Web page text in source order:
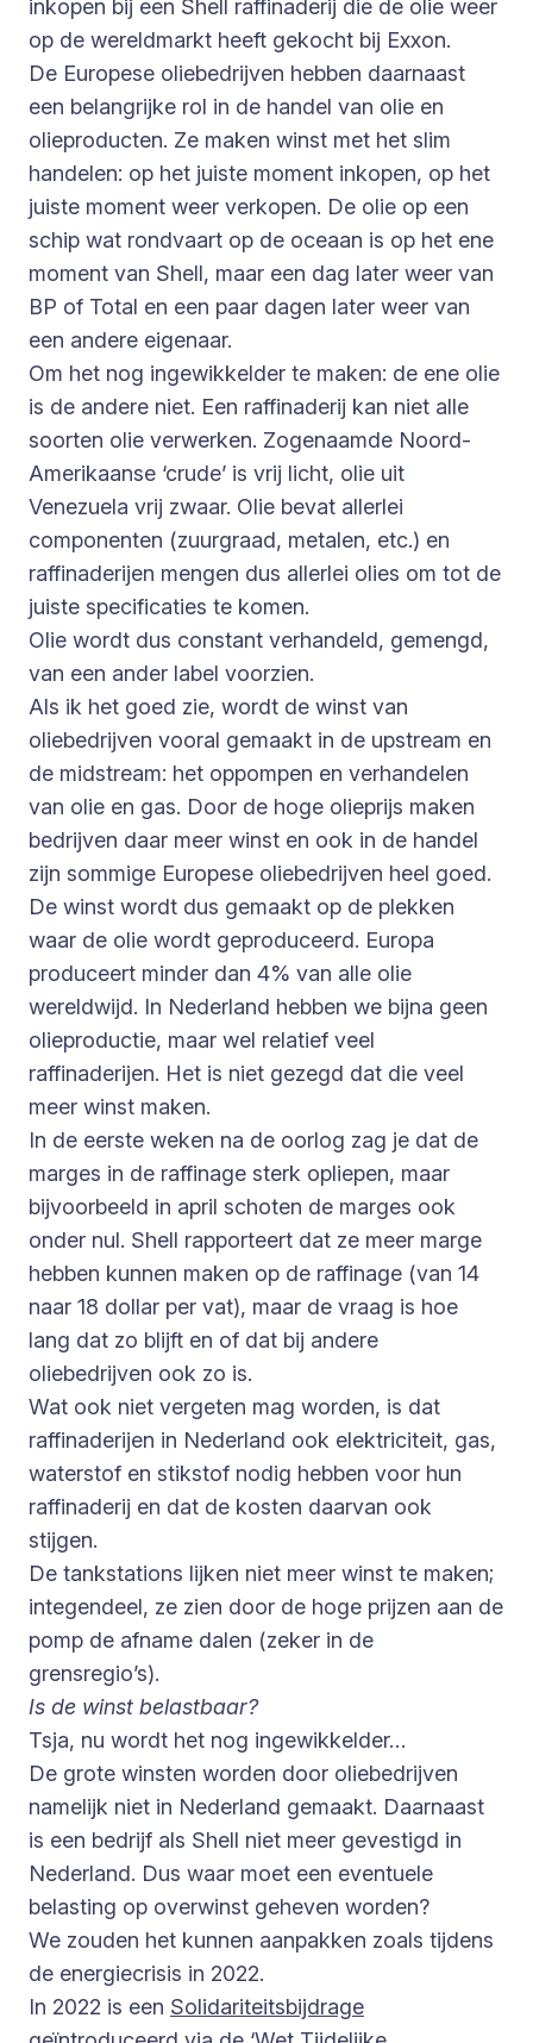
inkopen bij een Shell raffinaderij die de olie weer
op de wereldmarkt heeft gekocht bij Exxon.
De Europese oliebedrijven hebben daarnaast
een belangrijke rol in de handel van olie en
olieproducten. Ze maken winst met het slim
handelen: op het juiste moment inkopen, op het
juiste moment weer verkopen. De olie op een
schip wat rondvaart op de oceaan is op het ene
moment van Shell, maar een dag later weer van
BP of Total en een paar dagen later weer van
een andere eigenaar.
Om het nog ingewikkelder te maken: de ene olie
is de andere niet. Een raffinaderij kan niet alle
soorten olie verwerken. Zogenaamde Noord-
Amerikaanse ‘crude’ is vrij licht, olie uit
Venezuela vrij zwaar. Olie bevat allerlei
componenten (zuurgraad, metalen, etc.) en
raffinaderijen mengen dus allerlei olies om tot de
juiste specificaties te komen.
Olie wordt dus constant verhandeld, gemengd,
van een ander label voorzien.
Als ik het goed zie, wordt de winst van
oliebedrijven vooral gemaakt in de upstream en
de midstream: het oppompen en verhandelen
van olie en gas. Door de hoge olieprijs maken
bedrijven daar meer winst en ook in de handel
zijn sommige Europese oliebedrijven heel goed.
De winst wordt dus gemaakt op de plekken
waar de olie wordt geproduceerd. Europa
produceert minder dan 4% van alle olie
wereldwijd. In Nederland hebben we bijna geen
olieproductie, maar wel relatief veel
raffinaderijen. Het is niet gezegd dat die veel
meer winst maken.
In de eerste weken na de oorlog zag je dat de
marges in de raffinage sterk opliepen, maar
bijvoorbeeld in april schoten de marges ook
onder nul. Shell rapporteert dat ze meer marge
hebben kunnen maken op de raffinage (van 14
naar 18 dollar per vat), maar de vraag is hoe
lang dat zo blijft en of dat bij andere
oliebedrijven ook zo is.
Wat ook niet vergeten mag worden, is dat
raffinaderijen in Nederland ook elektriciteit, gas,
waterstof en stikstof nodig hebben voor hun
raffinaderij en dat de kosten daarvan ook
stijgen.
De tankstations lijken niet meer winst te maken;
integendeel, ze zien door de hoge prijzen aan de
pomp de afname dalen (zeker in de
grensregio’s).
Is de winst belastbaar?
Tsja, nu wordt het nog ingewikkelder…
De grote winsten worden door oliebedrijven
namelijk niet in Nederland gemaakt. Daarnaast
is een bedrijf als Shell niet meer gevestigd in
Nederland. Dus waar moet een eventuele
belasting op overwinst geheven worden?
We zouden het kunnen aanpakken zoals tijdens
de energiecrisis in 2022.
In 2022 is een Solidariteitsbijdrage